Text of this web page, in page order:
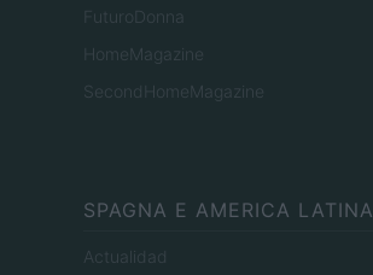
FuturoDonna
HomeMagazine
SecondHomeMagazine
SPAGNA E AMERICA LATINA
Actualidad